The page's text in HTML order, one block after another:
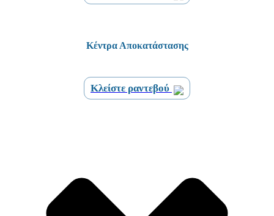
Κέντρα Αποκατάστασης
Κλείστε ραντεβού